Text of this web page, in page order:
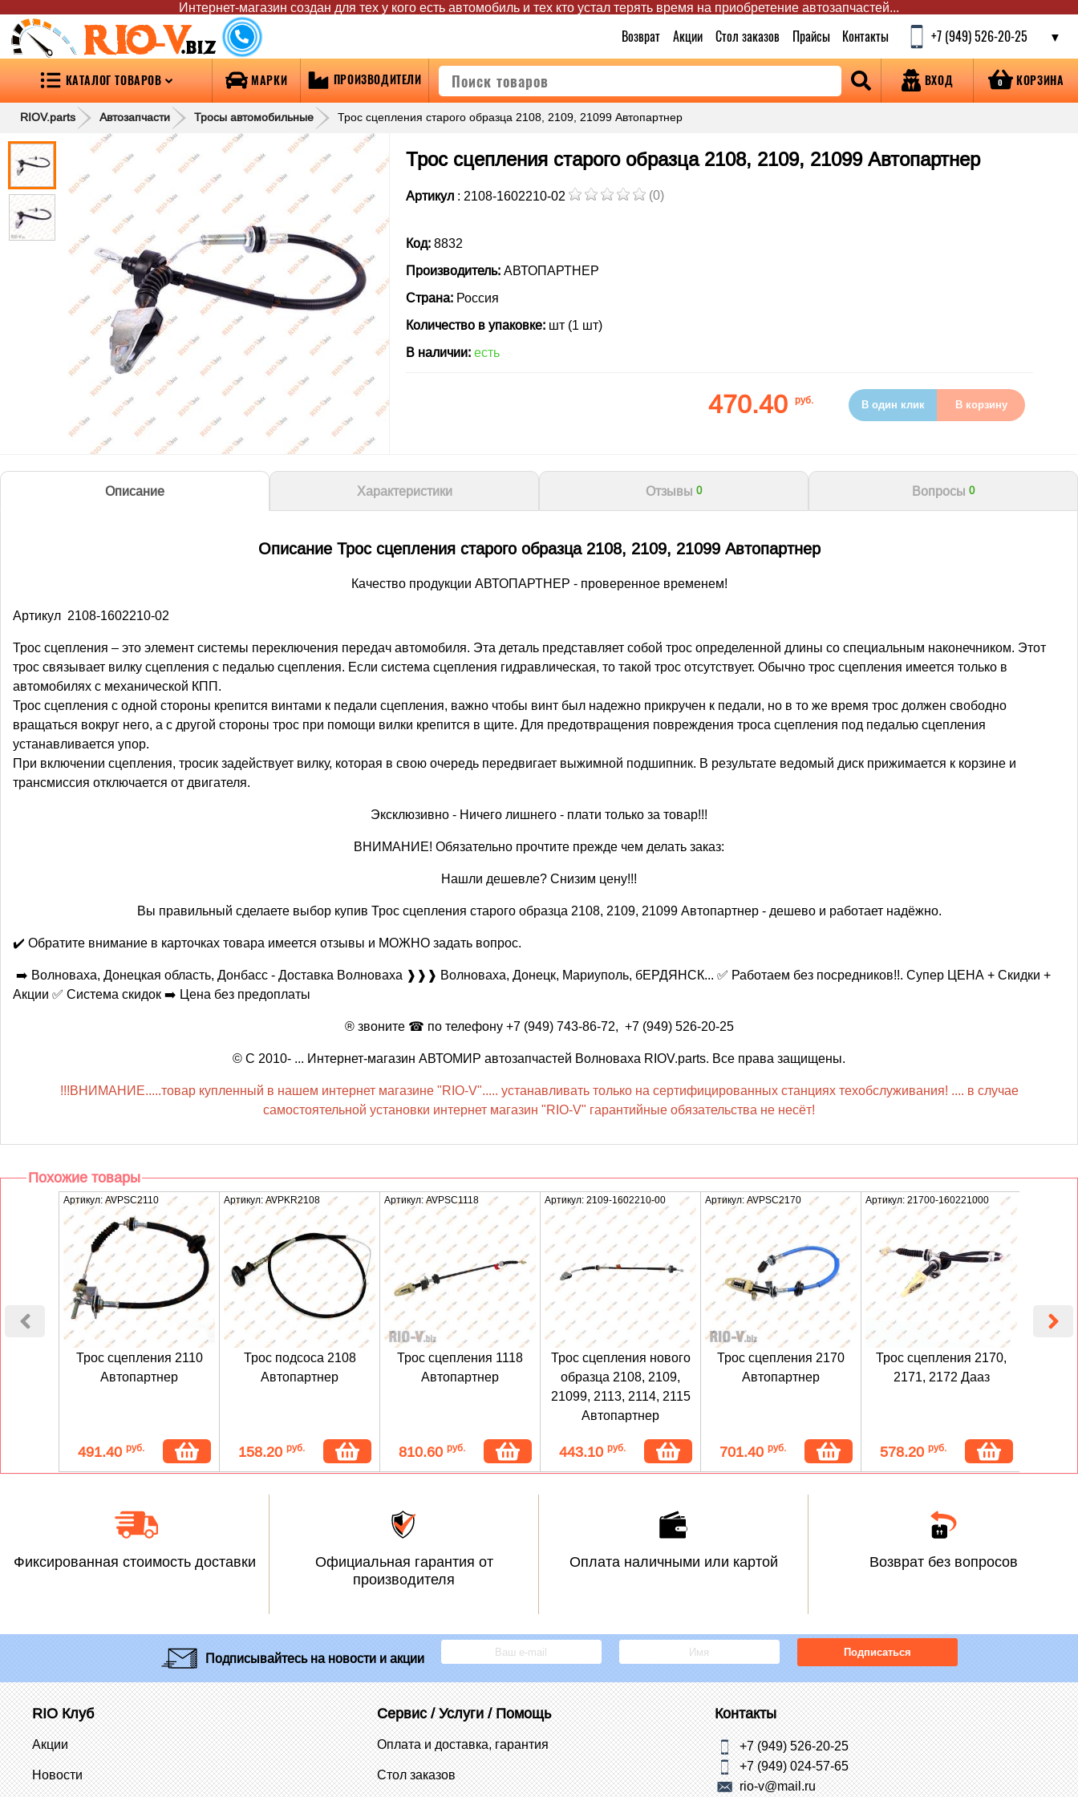
Интернет-магазин создан для тех у кого есть автомобиль и тех кто устал терять время на приобретение автозапчастей...
RIO-V.biz Возврат Акции Стол заказов Прайсы Контакты +7 (949) 526-20-25
КАТАЛОГ ТОВАРОВ МАРКИ ПРОИЗВОДИТЕЛИ ВХОД 0 КОРЗИНА
RIOV.parts Автозапчасти Тросы автомобильные Трос сцепления старого образца 2108, 2109, 21099 Автопартнер
Трос сцепления старого образца 2108, 2109, 21099 Автопартнер
Артикул : 2108-1602210-02 (0)
Код: 8832
Производитель: АВТОПАРТНЕР
Страна: Россия
Количество в упаковке: шт (1 шт)
В наличии: есть
470.40 руб. В один клик В корзину
Описание Характеристики Отзывы 0 Вопросы 0
Описание Трос сцепления старого образца 2108, 2109, 21099 Автопартнер
Качество продукции АВТОПАРТНЕР - проверенное временем!
Артикул 2108-1602210-02
Трос сцепления – это элемент системы переключения передач автомобиля. Эта деталь представляет собой трос определенной длины со специальным наконечником. Этот
трос связывает вилку сцепления с педалью сцепления. Если система сцепления гидравлическая, то такой трос отсутствует. Обычно трос сцепления имеется только в
автомобилях с механической КПП.
Трос сцепления с одной стороны крепится винтами к педали сцепления, важно чтобы винт был надежно прикручен к педали, но в то же время трос должен свободно
вращаться вокруг него, а с другой стороны трос при помощи вилки крепится в щите. Для предотвращения повреждения троса сцепления под педалью сцепления
устанавливается упор.
При включении сцепления, тросик задействует вилку, которая в свою очередь передвигает выжимной подшипник. В результате ведомый диск прижимается к корзине и
трансмиссия отключается от двигателя.
Эксклюзивно - Ничего лишнего - плати только за товар!!!
ВНИМАНИЕ! Обязательно прочтите прежде чем делать заказ:
Нашли дешевле? Снизим цену!!!
Вы правильный сделаете выбор купив Трос сцепления старого образца 2108, 2109, 21099 Автопартнер - дешево и работает надёжно.
✔️ Обратите внимание в карточках товара имеется отзывы и МОЖНО задать вопрос.
➡️ Волноваха, Донецкая область, Донбасс - Доставка Волноваха ❱❱❱ Волноваха, Донецк, Мариуполь, бЕРДЯНСК... ✅ Работаем без посредников!!. Супер ЦЕНА + Скидки +
Акции ✅ Система скидок ➡️ Цена без предоплаты
® звоните ☎ по телефону +7 (949) 743-86-72, +7 (949) 526-20-25
© С 2010- ... Интернет-магазин АВТОМИР автозапчастей Волноваха RIOV.parts. Все права защищены.
!!!ВНИМАНИЕ.....товар купленный в нашем интернет магазине "RIO-V"..... устанавливать только на сертифицированных станциях техобслуживания! .... в случае
самостоятельной установки интернет магазин "RIO-V" гарантийные обязательства не несёт!
Похожие товары
Артикул: AVPSC2110
Трос сцепления 2110
Автопартнер
491.40 руб.
Артикул: AVPKR2108
Трос подсоса 2108
Автопартнер
158.20 руб.
Артикул: AVPSC1118
Трос сцепления 1118
Автопартнер
810.60 руб.
Артикул: 2109-1602210-00
Трос сцепления нового
образца 2108, 2109,
21099, 2113, 2114, 2115
Автопартнер
443.10 руб.
Артикул: AVPSC2170
Трос сцепления 2170
Автопартнер
701.40 руб.
Артикул: 21700-160221000
Трос сцепления 2170,
2171, 2172 Дааз
578.20 руб.
Фиксированная стоимость доставки
Официальная гарантия от
производителя
Оплата наличными или картой Возврат без вопросов
Подписывайтесьна новости и акции Подписаться
RIO Клуб
Акции
Новости
Сервис / Услуги / Помощь
Оплата и доставка, гарантия
Стол заказов
Контакты
+7 (949) 526-20-25
+7 (949) 024-57-65
rio-v@mail.ru